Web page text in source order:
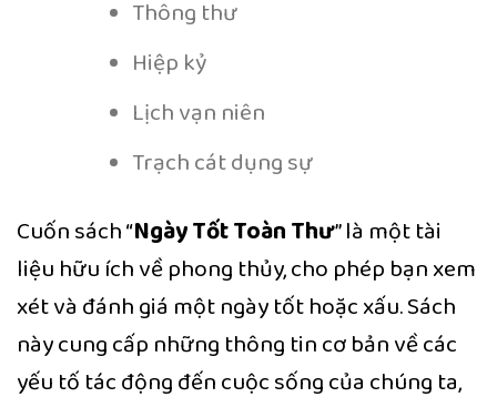
Thông thư
Hiệp kỷ
Lịch vạn niên
Trạch cát dụng sự
Cuốn sách “Ngày Tốt Toàn Thư” là một tài
liệu hữu ích về phong thủy, cho phép bạn xem
xét và đánh giá một ngày tốt hoặc xấu. Sách
này cung cấp những thông tin cơ bản về các
yếu tố tác động đến cuộc sống của chúng ta,